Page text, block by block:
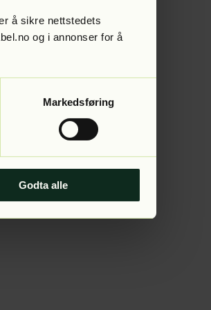
å sikre nettstedets
og i annonser for å
Markedsføring
Godta alle